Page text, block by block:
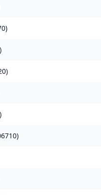
)
)
)
)
)